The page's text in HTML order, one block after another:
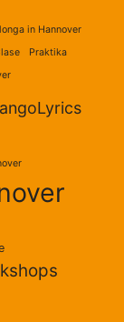
in Hannover
Praktika